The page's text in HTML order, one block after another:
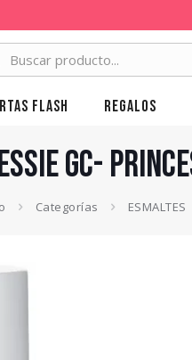
Flash Regalos
GC-
Categorías ESMALTES